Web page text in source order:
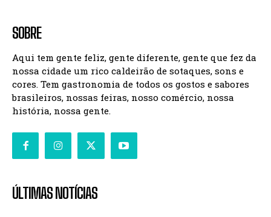
SOBRE
Aqui tem gente feliz, gente diferente, gente que fez da
nossa cidade um rico caldeirão de sotaques, sons e
cores. Tem gastronomia de todos os gostos e sabores
brasileiros, nossas feiras, nosso comércio, nossa
história, nossa gente.
ÚLTIMAS NOTÍCIAS